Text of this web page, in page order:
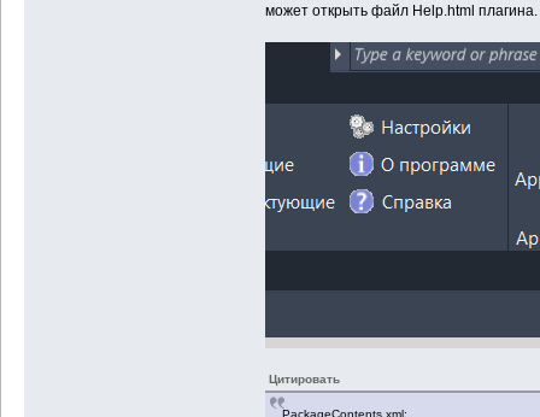
может открыть файл Help.html плагина.
Цитировать
PackageContents.xml: